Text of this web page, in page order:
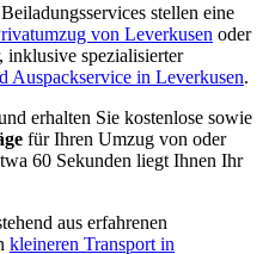
stellen eine
von Leverkusen oder
inklusive spezialisierter
Auspackservice in Leverkusen.
erhalten Sie kostenlose sowie
für Ihren Umzug von oder
60 Sekunden liegt Ihnen Ihr
aus erfahrenen
kleineren Transport in